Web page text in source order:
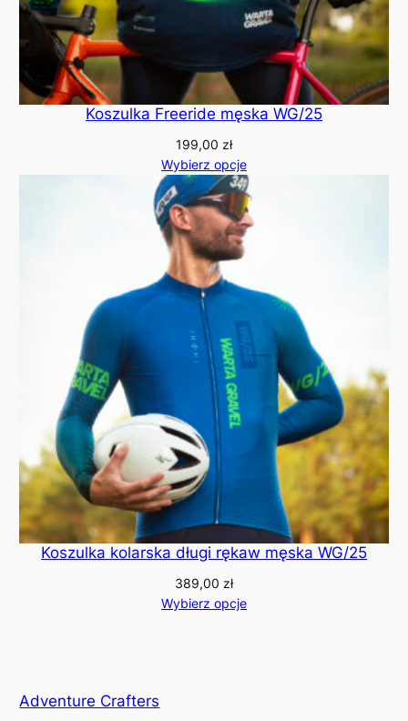
Koszulka Freeride męska WG/25
199,00 zł
Wybierz opcje
Koszulka kolarska długi rękaw męska WG/25
389,00 zł
Wybierz opcje
Adventure Crafters